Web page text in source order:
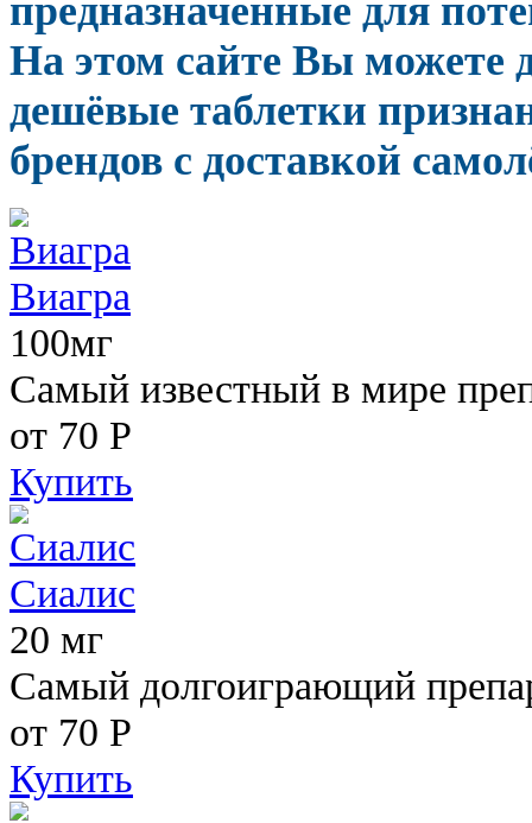
предназначенные для
На этом сайте Вы можете
дешёвые таблетки
брендов с доставкой
Виагра
100мг
Самый известный в мире
от 70 Р
Купить
Сиалис
20 мг
Самый долгоиграющий
от 70 Р
Купить